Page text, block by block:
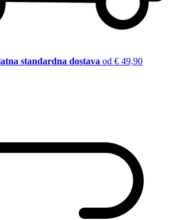
standardna dostava od € 49,90